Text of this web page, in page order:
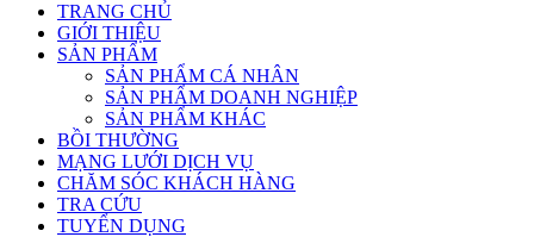
TRANG CHỦ
GIỚI THIỆU
SẢN PHẨM
SẢN PHẨM CÁ NHÂN
SẢN PHẨM DOANH NGHIỆP
SẢN PHẨM KHÁC
BỒI THƯỜNG
MẠNG LƯỚI DỊCH VỤ
CHĂM SÓC KHÁCH HÀNG
TRA CỨU
TUYỂN DỤNG